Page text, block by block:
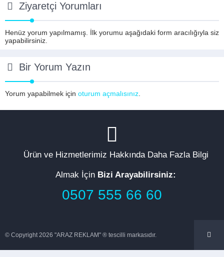
Ziyaretçi Yorumları
Henüz yorum yapılmamış. İlk yorumu aşağıdaki form aracılığıyla siz
yapabilirsiniz.
Bir Yorum Yazın
Yorum yapabilmek için oturum açmalısınız
Ürün ve Hizmetlerimiz Hakkında Daha Fazla Bilgi
Almak İçin Bizi Arayabilirsiniz:
0507 555 66 60
© Copyright 2026 "ARAZ REKLAM" ® tescilli markasıdır.